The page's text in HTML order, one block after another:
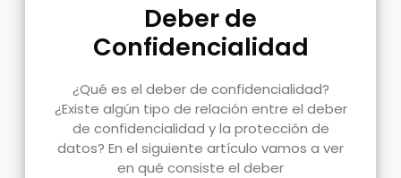
Deber de
Confidencialidad
¿Qué es el deber de confidencialidad?
¿Existe algún tipo de relación entre el deber
de confidencialidad y la protección de
datos? En el siguiente artículo vamos a ver
en qué consiste el deber